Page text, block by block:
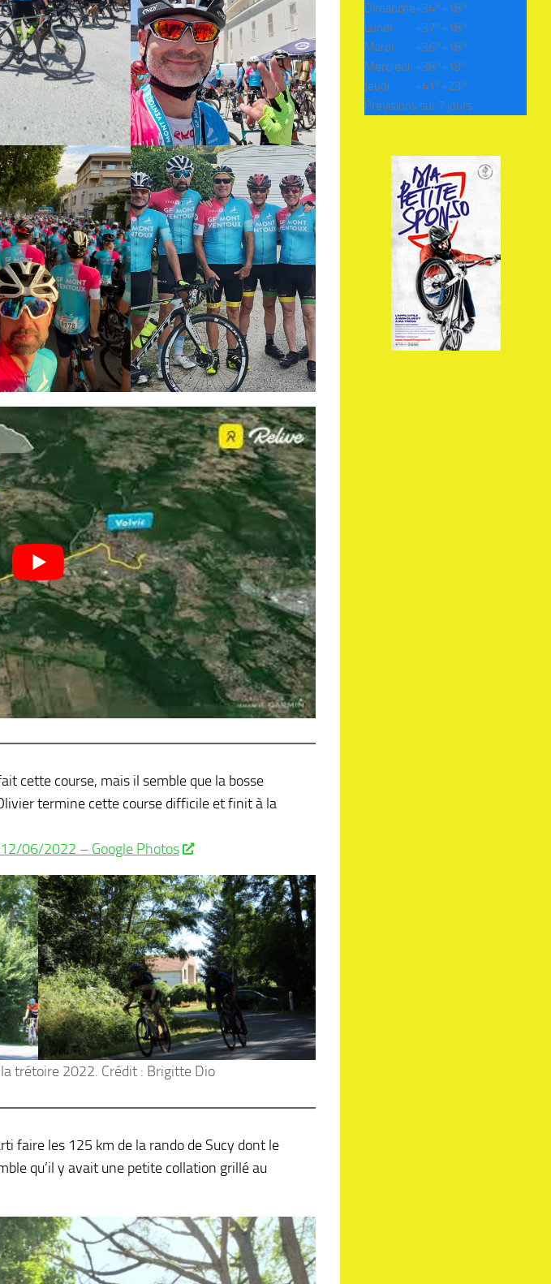
cette course, mais il semble que la bosse
termine cette course difficile et finit à la
06/2022 – Google Photos
trétoire 2022. Crédit : Brigitte Dio
faire les 125 km de la rando de Sucy dont le
qu’il y avait une petite collation grillé au
Dimanche+34°+18°
Lundi
+37°+18°
Mardi
+36°+18°
Mercredi +38°+19°
Jeudi
+41°+23°
Prévisions sur 7 jours